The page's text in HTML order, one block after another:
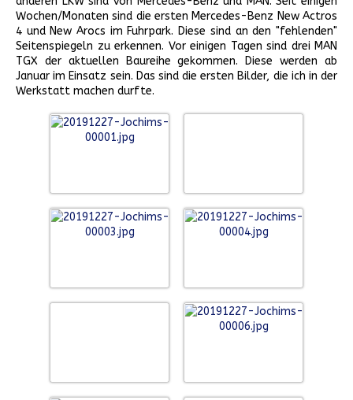
Wochen/Monaten sind die ersten Mercedes-Benz New Actros
4 und New Arocs im Fuhrpark. Diese sind an den "fehlenden"
Seitenspiegeln zu erkennen. Vor einigen Tagen sind drei MAN
TGX der aktuellen Baureihe gekommen. Diese werden ab
Januar im Einsatz sein. Das sind die ersten Bilder, die ich in der
Werkstatt machen durfte.